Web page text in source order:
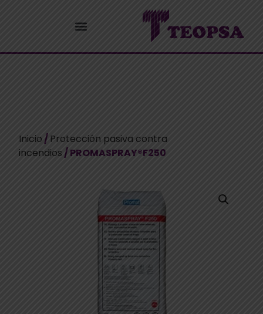
Inicio/Protección pasiva contra
incendios/ PROMASPRAY®F250